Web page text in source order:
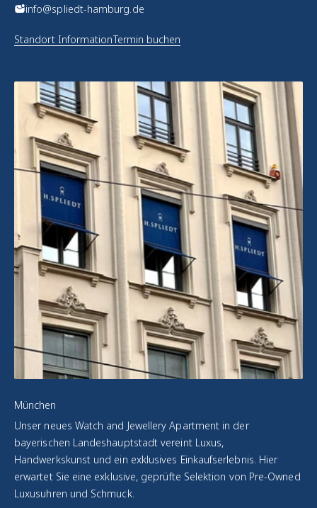
info@spliedt-hamburg.de
Standort InformationTermin buchen
München
Unser neues Watch and Jewellery Apartment in der
bayerischen Landeshauptstadt vereint Luxus,
Handwerkskunst und ein exklusives Einkaufserlebnis. Hier
erwartet Sie eine exklusive, geprüfte Selektion von Pre-Owned
Luxusuhren und Schmuck.